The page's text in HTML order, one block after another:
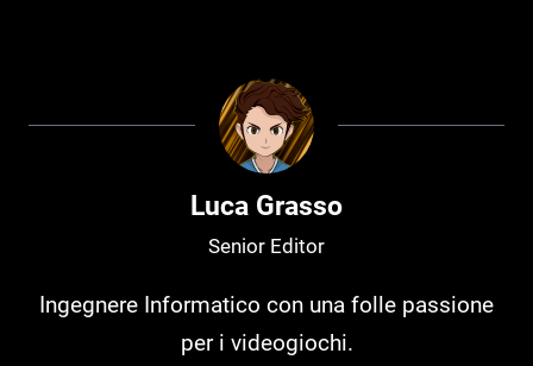
Luca Grasso
Senior Editor
Ingegnere Informatico con una folle passione
per i videogiochi.